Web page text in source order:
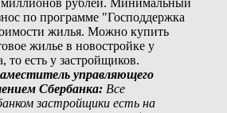
рублей. Минимальный
по программе "Господдержка
жилья. Можно купить
жилье в новостройке у
то есть у застройщиков.
управляющего
Сбербанка: Все
застройщики есть на